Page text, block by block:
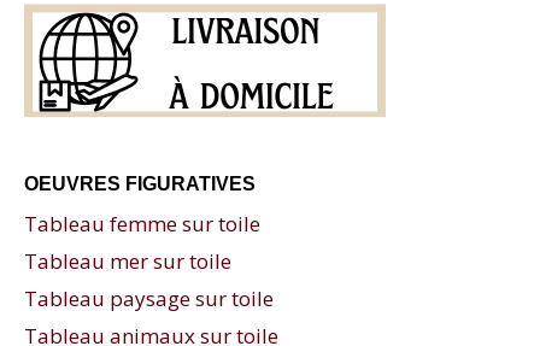
OEUVRES FIGURATIVES
Tableau femme sur toile
Tableau mer sur toile
Tableau paysage sur toile
Tableau animaux sur toile